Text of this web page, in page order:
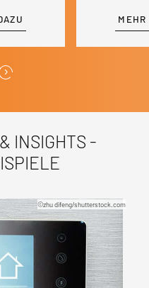
›
INSIGHTS -
©zhu difeng/shutterstock.com
©MONOPOLY919/shutterstock.com
©Alessandro Romagnoli/shutterstock.com